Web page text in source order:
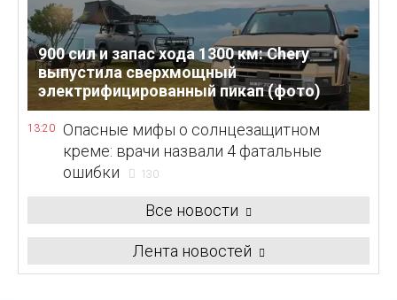
900 сил и запас хода 1300 км: Chery
выпустила сверхмощный
электрифицированный пикап (фото)
13:20
Опасные мифы о солнцезащитном
креме: врачи назвали 4 фатальные
ошибки
130
Все новости
Лента новостей